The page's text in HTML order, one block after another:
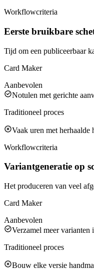
Workflowcriteria
Eerste bruikbare
Tijd om een publiceerbaar
Card Maker
Aanbevolen
Notulen met gerichte
Traditioneel proces
Vaak uren met herhaalde
Workflowcriteria
Variantgeneratie op
Het produceren van veel
Card Maker
Aanbevolen
Verzamel meer varianten
Traditioneel proces
Bouw elke versie